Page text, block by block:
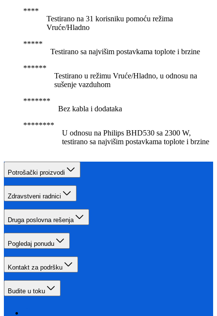
Testirano na 31 korisniku pomoću režima
Vruće/Hladno
Testirano sa najvišim postavkama toplote i brzine
Testirano u režimu Vruće/Hladno, u odnosu na
sušenje vazduhom
Bez kabla i dodataka
U odnosu na Philips BHD530 sa 2300 W,
testirano sa najvišim postavkama toplote i brzine
Potrošački proizvodi
Zdravstveni radnici
Druga poslovna rešenja
Pogledaj ponudu
Kontakt za podršku
Budite u toku